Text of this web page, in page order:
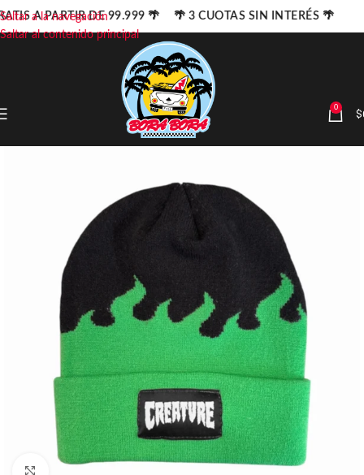
Saltar a la navegación
Saltar al contenido principal
0 $
A PARTIR DE 99.999 🌴 🌴 3 CUOTAS SIN INTERÉS 🌴